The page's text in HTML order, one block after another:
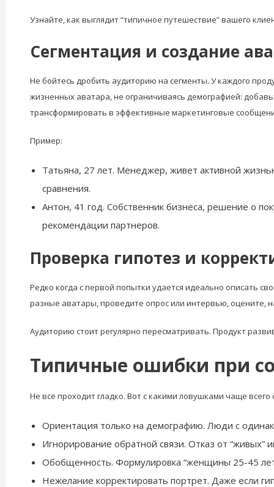
Узнайте, как выглядит “типичное путешествие” вашего
Сегментация и создание
Не бойтесь дробить аудиторию на сегменты. У каждого
жизненных аватара, не ограничиваясь демографией:
трансформировать в эффективные маркетинговые
Пример:
Татьяна, 27 лет. Менеджер, живет активной
сравнения.
Антон, 41 год. Собственник бизнеса, решение о
рекомендации партнеров.
Проверка гипотез и
Редко когда с первой попытки удается идеально описать
разные аватары, проведите опрос или интервью, оцените,
Аудиторию стоит регулярно пересматривать. Продукт
Типичные ошибки при
Не все проходит гладко. Вот с какими ловушками чаще
Ориентация только на демографию. Люди с
Игнорирование обратной связи. Отказ от
Обобщенность. Формулировка “женщины 25-45
Нежелание корректировать портрет. Даже если